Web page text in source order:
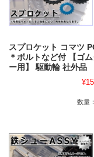
スプロケット コマツ
＊ボルトなど付 【ゴ
ー用】 駆動輪 社外品
数量：